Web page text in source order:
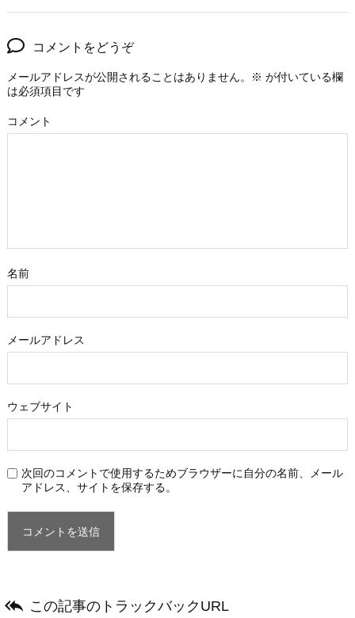
コメントをどうぞ
メールアドレスが公開されることはありません。 ※ が付いている欄
は必須項目です
コメント
名前
メールアドレス
ウェブサイト
次回のコメントで使用するためブラウザーに自分の名前、メール
アドレス、サイトを保存する。
 この記事のトラックバックURL